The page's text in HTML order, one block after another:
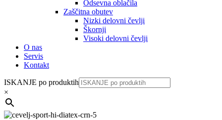
Odsevna oblačila
Zaščitna obutev
Nizki delovni čevlji
Škornji
Visoki delovni čevlji
O nas
Servis
Kontakt
ISKANJE po produktih
×